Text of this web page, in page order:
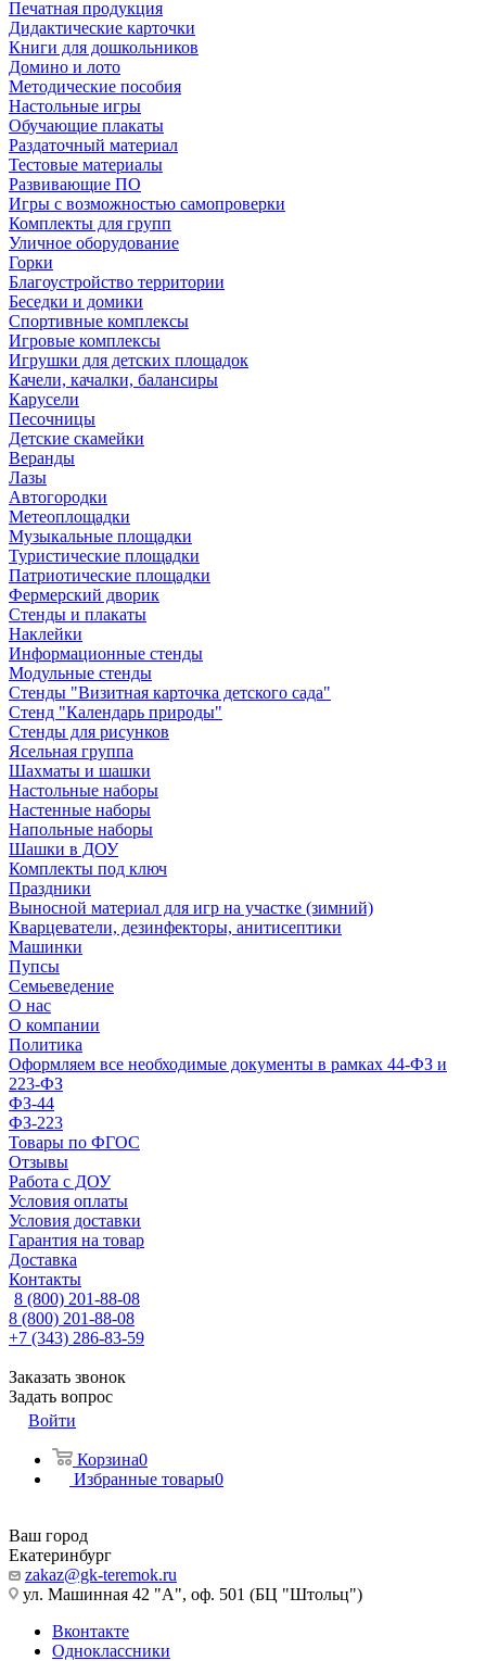
Печатная продукция
Дидактические карточки
Книги для дошкольников
Домино и лото
Методические пособия
Настольные игры
Обучающие плакаты
Раздаточный материал
Тестовые материалы
Развивающие ПО
Игры с возможностью самопроверки
Комплекты для групп
Уличное оборудование
Горки
Благоустройство территории
Беседки и домики
Спортивные комплексы
Игровые комплексы
Игрушки для детских площадок
Качели, качалки, балансиры
Карусели
Песочницы
Детские скамейки
Веранды
Лазы
Автогородки
Метеоплощадки
Музыкальные площадки
Туристические площадки
Патриотические площадки
Фермерский дворик
Стенды и плакаты
Наклейки
Информационные стенды
Модульные стенды
Стенды "Визитная карточка детского сада"
Стенд "Календарь природы"
Стенды для рисунков
Ясельная группа
Шахматы и шашки
Настольные наборы
Настенные наборы
Напольные наборы
Шашки в ДОУ
Комплекты под ключ
Праздники
Выносной материал для игр на участке (зимний)
Кварцеватели, дезинфекторы, анитисептики
Машинки
Пупсы
Семьеведение
О нас
О компании
Политика
Оформляем все необходимые документы в рамках 44-ФЗ и
223-ФЗ
ФЗ-44
ФЗ-223
Товары по ФГОС
Отзывы
Работа с ДОУ
Условия оплаты
Условия доставки
Гарантия на товар
Доставка
Контакты
8 (800) 201-88-08
8 (800) 201-88-08
+7 (343) 286-83-59
Заказать звонок
Задать вопрос
Войти
Корзина0
Избранные товары0
Ваш город
Екатеринбург
zakaz@gk-teremok.ru
ул. Машинная 42 "А", оф. 501 (БЦ "Штольц")
Вконтакте
Одноклассники